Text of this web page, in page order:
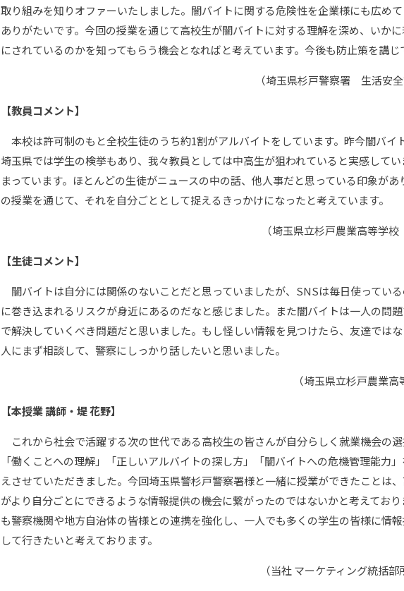
取り組みを知りオファーいたしました。闇バイトに関する危険性を企業様にも広め
ありがたいです。今回の授業を通じて高校生が闇バイトに対する理解を深め、いか
にされているのかを知ってもらう機会となればと考えています。今後も防止策を講じ
（埼玉県杉戸警察署 生活安全
【教員コメント】
本校は許可制のもと全校生徒のうち約1割がアルバイトをしています。昨今闇バイ
埼玉県では学生の検挙もあり、我々教員としては中高生が狙われていると実感して
まっています。ほとんどの生徒がニュースの中の話、他人事だと思っている印象が
の授業を通じて、それを自分ごととして捉えるきっかけになったと考えています。
（埼玉県立杉戸農業高等学
【生徒コメント】
闇バイトは自分には関係のないことだと思っていましたが、SNSは毎日使ってい
に巻き込まれるリスクが身近にあるのだなと感じました。また闇バイトは一人の問
で解決していくべき問題だと思いました。もし怪しい情報を見つけたら、友達では
人にまず相談して、警察にしっかり話したいと思いました。
（埼玉県立杉戸農業
【本授業 講師・堤 花野】
これから社会で活躍する次の世代である高校生の皆さんが自分らしく就業機会の
「働くことへの理解」「正しいアルバイトの探し方」「闇バイトへの危機管理能力
えさせていただきました。今回埼玉県警杉戸警察署様と一緒に授業ができたことは
がより自分ごとにできるような情報提供の機会に繋がったのではないかと考えてお
も警察機関や地方自治体の皆様との連携を強化し、一人でも多くの学生の皆様に情
して行きたいと考えております。
（当社 マーケティング統括